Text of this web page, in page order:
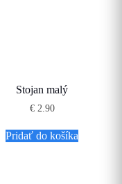
Stojan malý
€2.90
Pridať do košíka